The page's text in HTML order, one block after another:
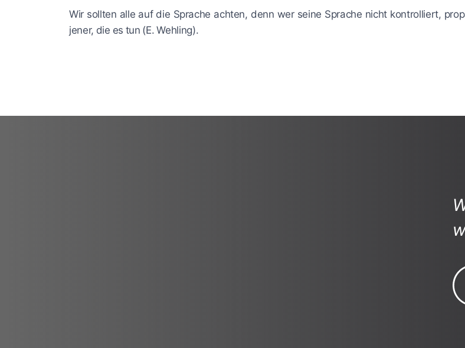
Wir sollten alle auf die Sprache achten, denn wer seine Sprache nicht kontrolliert,
jener, die es tun (E. Wehling).